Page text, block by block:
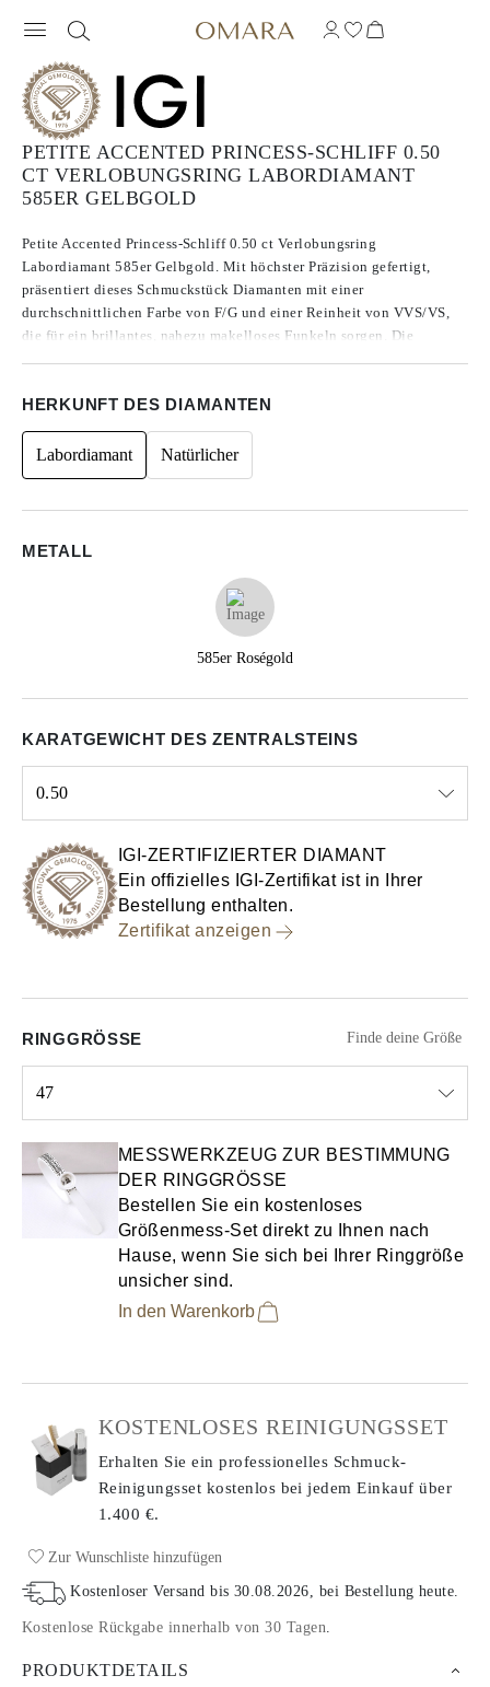
PETITE ACCENTED PRINCESS-SCHLIFF 0.50
CT VERLOBUNGSRING LABORDIAMANT
585ER GELBGOLD
Petite Accented Princess-Schliff 0.50 ct Verlobungsring
Labordiamant 585er Gelbgold. Mit höchster Präzision gefertigt,
präsentiert dieses Schmuckstück Diamanten mit einer
durchschnittlichen Farbe von F/G und einer Reinheit von VVS/VS,
die für ein brillantes, nahezu makelloses Funkeln sorgen. Die
Gefertigt aus CVD-Typ-IIa-Diamanten, die für ihre außergewöhnliche
Reinheit und Qualität bekannt sind, weisen diese Steine keine
Fluoreszenz auf.
HERKUNFT DES DIAMANTEN
Labordiamant Natürlicher
METALL
585er Roségold
KARATGEWICHT DES ZENTRALSTEINS
0.50
IGI-ZERTIFIZIERTER DIAMANT
Ein offizielles IGI-Zertifikat ist in Ihrer
Bestellung enthalten.
Zertifikat anzeigen
RINGGRÖSSE Finde deine Größe
47
MESSWERKZEUG ZUR BESTIMMUNG
DER RINGGRÖSSE
Bestellen Sie ein kostenloses
Größenmess-Set direkt zu Ihnen nach
Hause, wenn Sie sich bei Ihrer Ringgröße
unsicher sind.
In den Warenkorb
KOSTENLOSES REINIGUNGSSET
Erhalten Sie ein professionelles Schmuck-
Reinigungsset kostenlos bei jedem Einkaufüber
1.400 €.
Zur Wunschliste hinzufügen
Kostenloser Versand bis30.08.2026 , bei Bestellung heute
Kostenlose Rückgabe innerhalb von 30 Tagen
PRODUKTDETAILS